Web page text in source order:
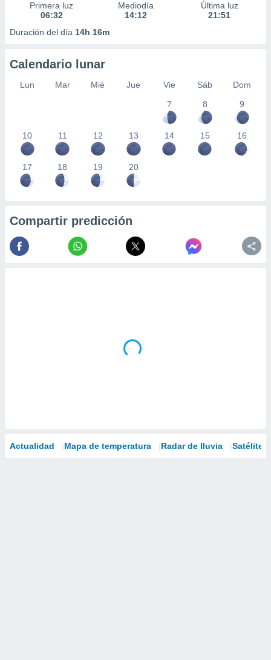
Primera luz
06:32
Mediodía
14:12
Última luz
21:51
Duración del día 14h 16m
Calendario lunar
Lun Mar Mié Jue Vie Sáb
Dom
7
8 9
10 11 12 13 14 15 16
17 18 19 20
Compartir predicción
Actualidad Mapa de temperatura Radar de lluvia Satélites